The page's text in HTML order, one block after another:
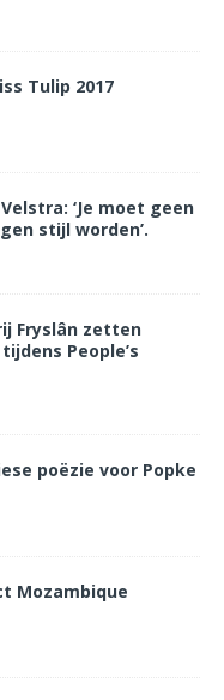
Tulip 2017
‘Je moet geen
stijl worden’.
Fryslân zetten
People’s
poëzie voor Popke
Mozambique